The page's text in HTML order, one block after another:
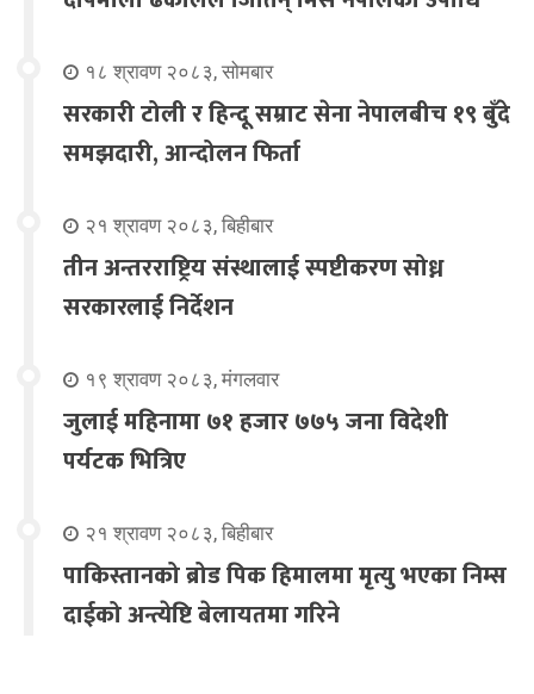
१८ श्रावण २०८३, सोमबार
सरकारी टोली र हिन्दू सम्राट सेना नेपालबीच १९ बुँदे
समझदारी, आन्दोलन फिर्ता
२१ श्रावण २०८३, बिहीबार
तीन अन्तरराष्ट्रिय संस्थालाई स्पष्टीकरण सोध्न
सरकारलाई निर्देशन
१९ श्रावण २०८३, मंगलवार
जुलाई महिनामा ७१ हजार ७७५ जना विदेशी
पर्यटक भित्रिए
२१ श्रावण २०८३, बिहीबार
पाकिस्तानको ब्रोड पिक हिमालमा मृत्यु भएका निम्स
दाईको अन्त्येष्टि बेलायतमा गरिने